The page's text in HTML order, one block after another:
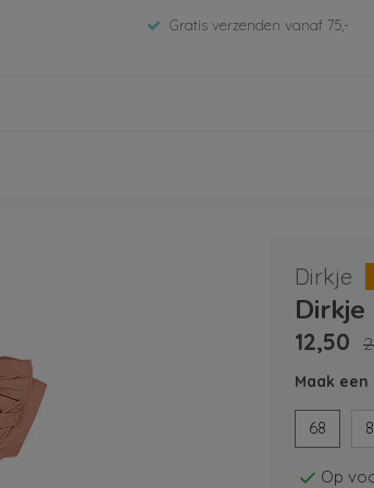
Gratis verzenden vanaf 75,-
Dirkje
12,50
Maak een
68
Op